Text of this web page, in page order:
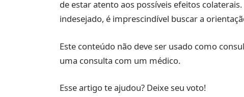
de estar atento aos possíveis efeitos
indesejado, é imprescindível buscar a
Este conteúdo não deve ser usado como
uma consulta com um médico.
Esse artigo te ajudou? Deixe seu voto!